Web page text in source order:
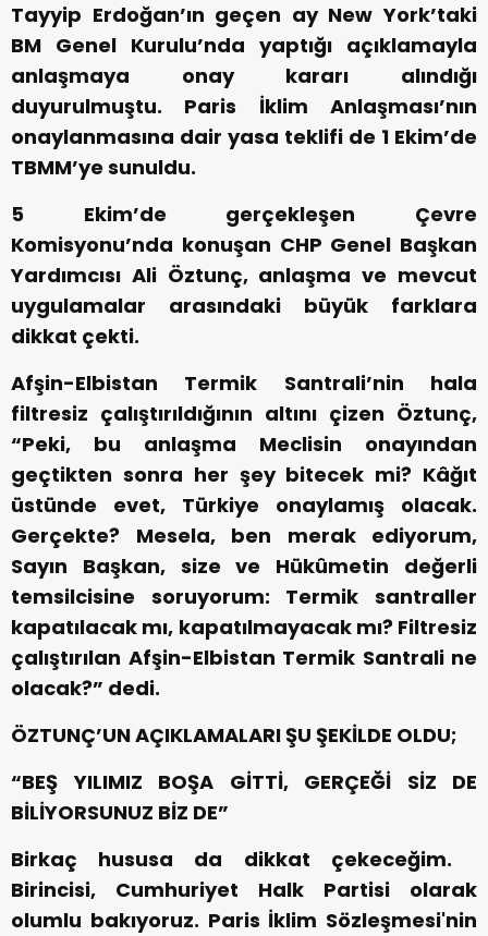
Tayyip Erdoğan’ın geçen ay New York’taki
BM Genel Kurulu’nda yaptığı açıklamayla
anlaşmaya onay kararı alındığı
duyurulmuştu. Paris İklim Anlaşması’nın
onaylanmasına dair yasa teklifi de 1 Ekim’de
TBMM’ye sunuldu.
5 Ekim’de gerçekleşen Çevre
Komisyonu’nda konuşan CHP Genel Başkan
Yardımcısı Ali Öztunç, anlaşma ve mevcut
uygulamalar arasındaki büyük farklara
dikkat çekti.
Afşin-Elbistan Termik Santrali’nin hala
filtresiz çalıştırıldığının altını çizen Öztunç,
“Peki, bu anlaşma Meclisin onayından
geçtikten sonra her şey bitecek mi? Kâğıt
üstünde evet, Türkiye onaylamış olacak.
Gerçekte? Mesela, ben merak ediyorum,
Sayın Başkan, size ve Hükûmetin değerli
temsilcisine soruyorum: Termik santraller
kapatılacak mı, kapatılmayacak mı? Filtresiz
çalıştırılan Afşin-Elbistan Termik Santrali ne
olacak?” dedi.
ÖZTUNÇ’UN AÇIKLAMALARI ŞU ŞEKİLDE OLDU;
“BEŞ YILIMIZ BOŞA GİTTİ, GERÇEĞİ SİZ DE
BİLİYORSUNUZ BİZ DE”
Birkaç hususa da dikkat çekeceğim.
Birincisi, Cumhuriyet Halk Partisi olarak
olumlu bakıyoruz. Paris İklim Sözleşmesi'nin